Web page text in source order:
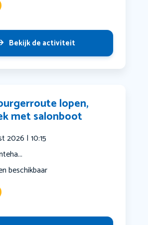
Bekijk de activiteit
lopen,
met salonboot
2026 | 10:15
beschikbaar